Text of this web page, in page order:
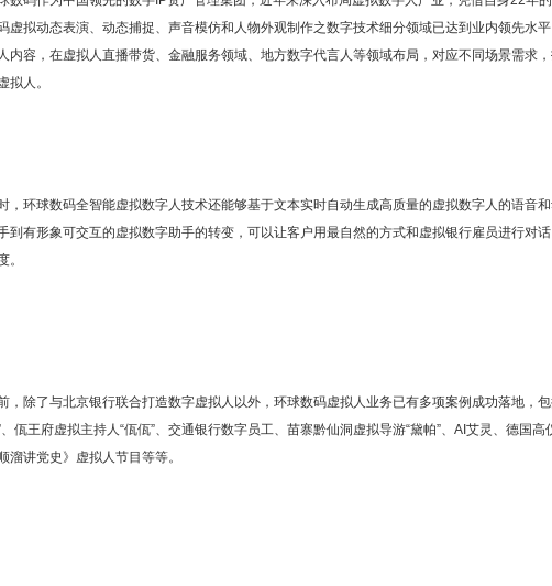
虚拟动态表演、动态捕捉、声音模仿和人物外观制作之数字技术细分领域已达到业内领先水
内容，在虚拟人直播带货、金融服务领域、地方数字代言人等领域布局，对应不同场景需求
拟人。
，环球数码全智能虚拟数字人技术还能够基于文本实时自动生成高质量的虚拟数字人的语音
到有形象可交互的虚拟数字助手的转变，可以让客户用最自然的方式和虚拟银行雇员进行对
。
，除了与北京银行联合打造数字虚拟人以外，环球数码虚拟人业务已有多项案例成功落地，
、佤王府虚拟主持人“佤佤”、交通银行数字员工、苗寨黔仙洞虚拟导游“黛帕”、AI艾灵、德国高
溜讲党史》虚拟人节目等等。